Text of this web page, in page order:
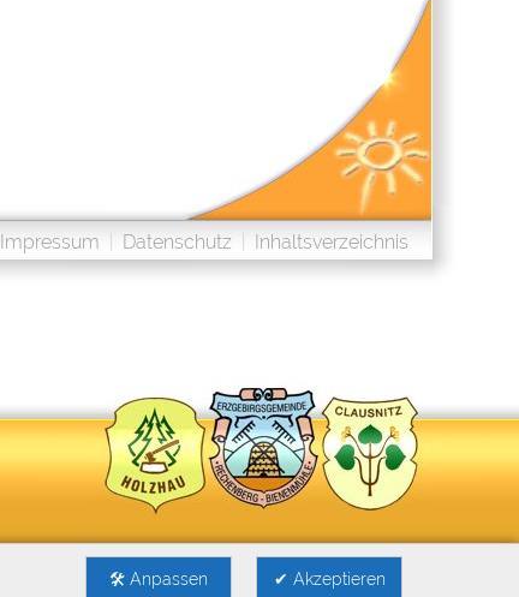
Impressum Datenschutz Inhaltsverzeichnis
✔ Akzeptieren
🛠 Anpassen